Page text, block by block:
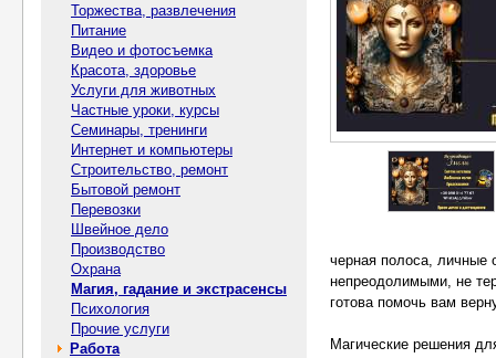
Торжества, развлечения
Питание
Видео и фотосъемка
Красота, здоровье
Услуги для животных
Частные уроки, курсы
Семинары, тренинги
Интернет и компьютеры
Строительство, ремонт
Бытовой ремонт
Перевозки
Швейное дело
Производство
Охрана
Магия, гадание и экстрасенсы
Психология
Прочие услуги
Работа
черная полоса, личные
непреодолимыми, не
готова помочь вам
Магические решения